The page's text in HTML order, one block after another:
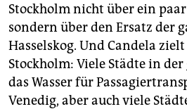
Stockholm nicht über ein paar
sondern über den Ersatz der
Hasselskog. Und Candela
Stockholm: Viele Städte in
das Wasser für
Venedig, aber auch viele